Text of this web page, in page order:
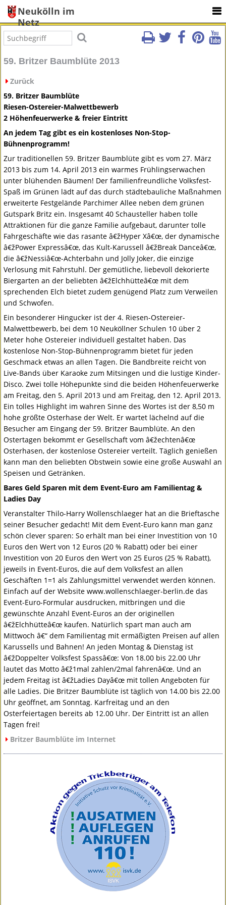
Neukölln im
Netz
59. Britzer Baumblüte 2013
Zurück
59. Britzer Baumblüte
Riesen-Ostereier-Malwettbewerb
2 Höhenfeuerwerke & freier Eintritt
An jedem Tag gibt es ein kostenloses Non-Stop-
Bühnenprogramm!
Zur traditionellen 59. Britzer Baumblüte gibt es vom 27. März
2013 bis zum 14. April 2013 ein warmes Frühlingserwachen
unter blühenden Bäumen! Der familienfreundliche Volksfest-
Spaß im Grünen lädt auf das durch städtebauliche Maßnahmen
erweiterte Festgelände Parchimer Allee neben dem grünen
Gutspark Britz ein. Insgesamt 40 Schausteller haben tolle
Attraktionen für die ganze Familie aufgebaut, darunter tolle
Fahrgeschäfte wie das rasante â€žHyper Xâ€œ, der dynamische
â€žPower Expressâ€œ, das Kult-Karussell â€žBreak Danceâ€œ,
die â€žNessiâ€œ-Achterbahn und Jolly Joker, die einzige
Verlosung mit Fahrstuhl. Der gemütliche, liebevoll dekorierte
Biergarten an der beliebten â€žElchhütteâ€œ mit dem
sprechenden Elch bietet zudem genügend Platz zum Verweilen
und Schwofen.
Ein besonderer Hingucker ist der 4. Riesen-Ostereier-
Malwettbewerb, bei dem 10 Neuköllner Schulen 10 über 2
Meter hohe Ostereier individuell gestaltet haben. Das
kostenlose Non-Stop-Bühnenprogramm bietet für jeden
Geschmack etwas an allen Tagen. Die Bandbreite reicht von
Live-Bands über Karaoke zum Mitsingen und die lustige Kinder-
Disco. Zwei tolle Höhepunkte sind die beiden Höhenfeuerwerke
am Freitag, den 5. April 2013 und am Freitag, den 12. April 2013.
Ein tolles Highlight im wahren Sinne des Wortes ist der 8,50 m
hohe größte Osterhase der Welt. Er wartet lächelnd auf die
Besucher am Eingang der 59. Britzer Baumblüte. An den
Ostertagen bekommt er Gesellschaft vom â€žechtenâ€œ
Osterhasen, der kostenlose Ostereier verteilt. Täglich genießen
kann man den beliebten Obstwein sowie eine große Auswahl an
Speisen und Getränken.
Bares Geld Sparen mit dem Event-Euro am Familientag &
Ladies Day
Veranstalter Thilo-Harry Wollenschlaeger hat an die Brieftasche
seiner Besucher gedacht! Mit dem Event-Euro kann man ganz
schön clever sparen: So erhält man bei einer Investition von 10
Euros den Wert von 12 Euros (20 % Rabatt) oder bei einer
Investition von 20 Euros den Wert von 25 Euros (25 % Rabatt),
jeweils in Event-Euros, die auf dem Volksfest an allen
Geschäften 1=1 als Zahlungsmittel verwendet werden können.
Einfach auf der Website www.wollenschlaeger-berlin.de das
Event-Euro-Formular ausdrucken, mitbringen und die
gewünschte Anzahl Event-Euros an der originellen
â€žElchhütteâ€œ kaufen. Natürlich spart man auch am
Mittwoch â€“ dem Familientag mit ermäßigten Preisen auf allen
Karussells und Bahnen! An jeden Montag & Dienstag ist
â€žDoppelter Volksfest Spassâ€œ: Von 18.00 bis 22.00 Uhr
lautet das Motto â€ž1mal zahlen/2mal fahrenâ€œ. Und an
jedem Freitag ist â€žLadies Dayâ€œ mit tollen Angeboten für
alle Ladies. Die Britzer Baumblüte ist täglich von 14.00 bis 22.00
Uhr geöffnet, am Sonntag. Karfreitag und an den
Osterfeiertagen bereits ab 12.00 Uhr. Der Eintritt ist an allen
Tagen frei!
Britzer Baumblüte im Internet